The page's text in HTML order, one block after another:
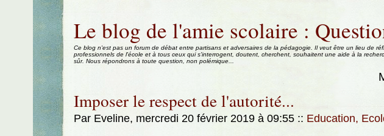
Aller au contenu
Le blog de l'amie scolaire :
Ce blog n'est pas un forum de débat entre partisans et adversaires de la pédagogie. Il veut être un lieu de
professionnels de l'école et à tous ceux qui s'interrogent, doutent, cherchent, souhaitent une aide à la
sûr. Nous répondrons à toute question, non polémique...
Imposer le respect de l'autorité...
Par Eveline, mercredi 20 février 2019 à 09:55 :: Education,